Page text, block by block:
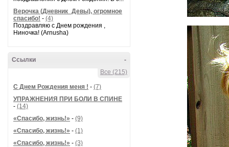
Верочка (Дневник_Девы), огромное
спасибо! - (4)
Поздравляю с Днем рождения ,
Ниночка! (Arnusha)
-
Ссылки
Все (215)
С Днем Рождения меня ! - (7)
УПРАЖНЕНИЯ ПРИ БОЛИ В СПИНЕ
- (14)
«Спасибо, жизнь!» - (9)
«Спасибо, жизнь!» - (1)
«Спасибо, жизнь!» - (3)